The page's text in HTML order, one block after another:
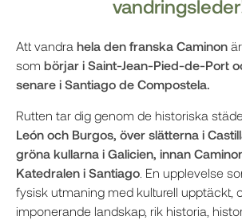
Att vandra hela den franska Caminon
som börjar i Saint-Jean-Pied-de-Port
senare i Santiago de Compostela.
Rutten tar dig genom de historiska
León och Burgos, över slätterna i
gröna kullarna i Galicien, innan
Katedralen i Santiago . En upplevelse
fysisk utmaning med kulturell upptäckt,
imponerande landskap, rik historia,